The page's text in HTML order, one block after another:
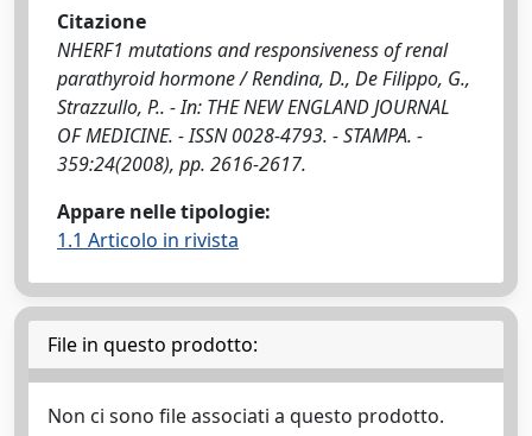
Citazione
NHERF1 mutations and responsiveness of renal
parathyroid hormone / Rendina, D., De Filippo, G.,
Strazzullo, P.. - In: THE NEW ENGLAND JOURNAL
OF MEDICINE. - ISSN 0028-4793. - STAMPA. -
359:24(2008), pp. 2616-2617.
Appare nelle tipologie:
1.1 Articolo in rivista
File in questo prodotto:
Non ci sono file associati a questo prodotto.